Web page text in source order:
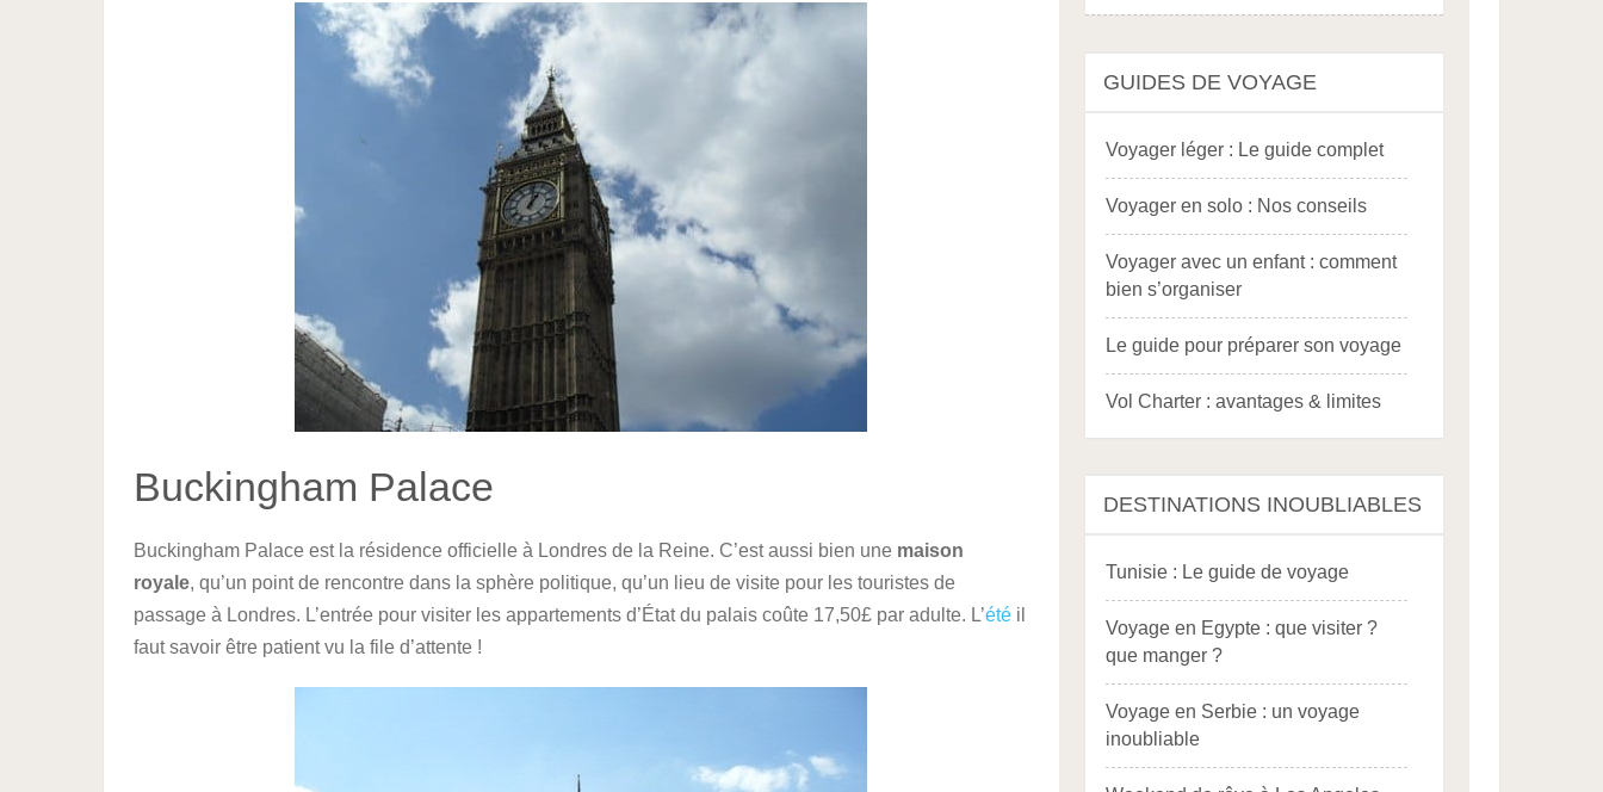
Buckingham Palace
Buckingham Palace est la résidence officielle à Londres de la Reine. C’est aussi bien une maison
royale, qu’un point de rencontre dans la sphère politique, qu’un lieu de visite pour les touristes de
passage à Londres. L’entrée pour visiter les appartements d’État du palais coûte 17,50£ par adulte. L’été il
faut savoir être patient vu la file d’attente !
GUIDES DE VOYAGE
Voyager léger : Le guide complet
Voyager en solo : Nos conseils
Voyager avec un enfant : comment
bien s’organiser
Le guide pour préparer son voyage
Vol Charter : avantages & limites
DESTINATIONS INOUBLIABLES
Tunisie : Le guide de voyage
Voyage en Egypte : que visiter ?
que manger ?
Voyage en Serbie : un voyage
inoubliable